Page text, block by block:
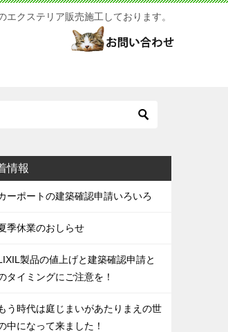
クステリア販売施工しております。
情報
ーポートの建築確認申請いろいろ
季休業のおしらせ
製品の値上げと建築確認申請と
タイミングにご注意を！
う時代は庭じまいがあたりまえの世
中になって来ました！